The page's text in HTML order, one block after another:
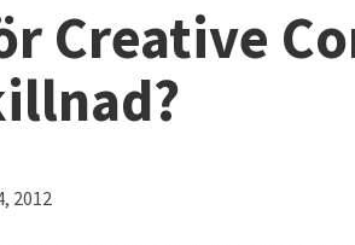
Creative
2012